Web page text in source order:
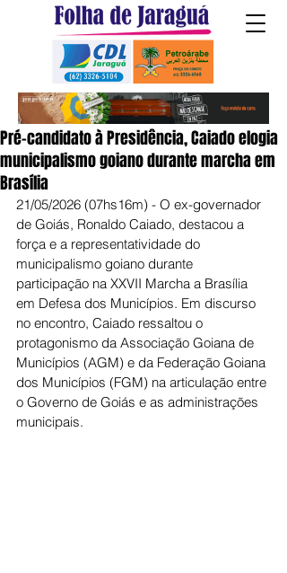
Pré-candidato à Presidência, Caiado elogia
municipalismo goiano durante marcha em
Brasília
21/05/2026 (07hs16m) - O ex-governador
de Goiás, Ronaldo Caiado, destacou a
força e a representatividade do
municipalismo goiano durante
participação na XXVII Marcha a Brasília
em Defesa dos Municípios. Em discurso
no encontro, Caiado ressaltou o
protagonismo da Associação Goiana de
Municípios (AGM) e da Federação Goiana
dos Municípios (FGM) na articulação entre
o Governo de Goiás e as administrações
municipais.